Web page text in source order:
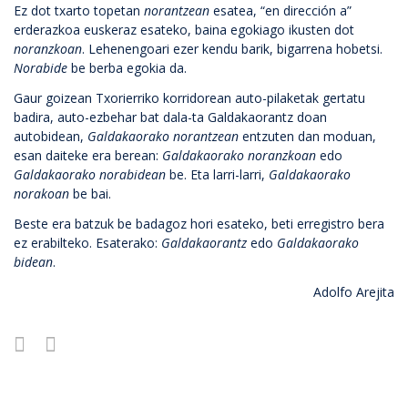
Ez dot txarto topetan norantzean esatea, “en dirección a”
erderazkoa euskeraz esateko, baina egokiago ikusten dot
noranzkoan. Lehenengoari ezer kendu barik, bigarrena hobetsi.
Norabide be berba egokia da.
Gaur goizean Txorierriko korridorean auto-pilaketak gertatu
badira, auto-ezbehar bat dala-ta Galdakaorantz doan
autobidean, Galdakaorako norantzean entzuten dan moduan,
esan daiteke era berean: Galdakaorako noranzkoan edo
Galdakaorako norabidean be. Eta larri-larri, Galdakaorako
norakoan be bai.
Beste era batzuk be badagoz hori esateko, beti erregistro bera
ez erabilteko. Esaterako: Galdakaorantz edo Galdakaorako
bidean.
Adolfo Arejita